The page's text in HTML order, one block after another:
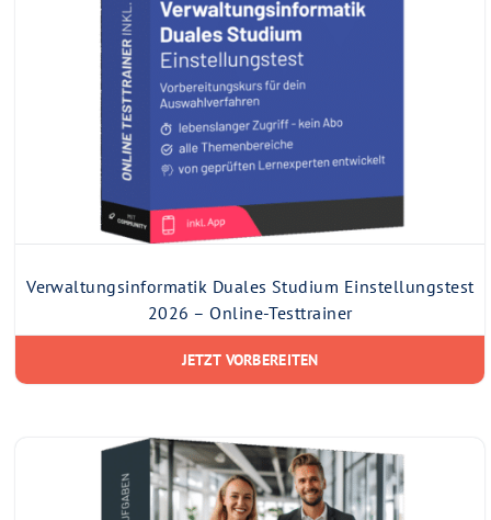
Verwaltungsinformatik Duales Studium Einstellungstest
2026 – Online-Testtrainer
JETZT VORBEREITEN